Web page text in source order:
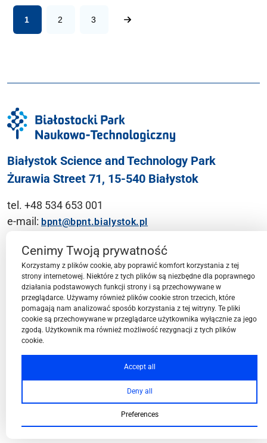
1 2 3
Białystok Science and Technology Park
Żurawia Street 71, 15-540 Białystok
tel. +48 534 653 001
e-mail: bpnt@bpnt.bialystok.pl
Contact
BPN-T Area
BPN-T Offer
Cenimy Twoją prywatność
Korzystamy z plików cookie, aby poprawić komfort korzystania z tej
strony internetowej. Niektóre z tych plików są niezbędne dla poprawnego
działania podstawowych funkcji strony i są przechowywane w
przeglądarce. Używamy również plików cookie stron trzecich, które
pomagają nam analizować sposób korzystania z tej witryny. Te pliki
cookie są przechowywane w przeglądarce użytkownika wyłącznie za jego
zgodą. Użytkownik ma również możliwość rezygnacji z tych plików
cookie.
Accept all
Deny all
Preferences